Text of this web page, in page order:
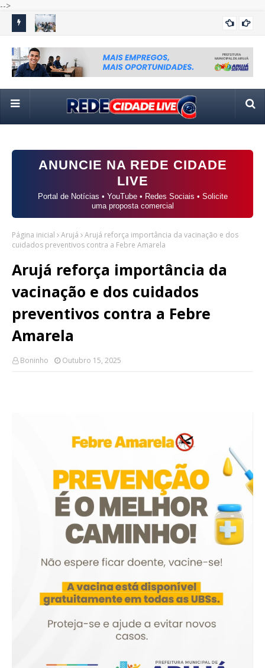
-->
vagas em 14 funções e oportunidades para jovem aprendiz
ITAQUA
ANUNCIE NA REDE CIDADE
LIVE
Portal de Notícias • YouTube • Redes Sociais • Solicite
uma proposta comercial
Página inicial Arujá
Arujá reforça importância da vacinação e dos
cuidados preventivos contra a Febre Amarela
Arujá reforça importância da
vacinação e dos cuidados
preventivos contra a Febre
Amarela
Boninho Outubro 15, 2025